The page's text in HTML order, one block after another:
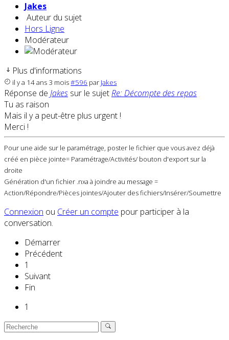
Jakes
Auteur du sujet
Hors Ligne
Modérateur
Plus d'informations
il y a 14 ans 3 mois#596 par Jakes
Réponse de Jakes sur le sujetRe: Décompte des repas
Tu as raison
Mais il y a peut-être plus urgent !
Merci !
Pour une aide sur le paramétrage, poster le fichier que vous avez déjà
créé en pièce jointe= Paramétrage/Activités/ bouton d'export sur la
droite
Génération d'un fichier .nxa à joindre au message =
Action/Répondre/Pièces jointes/Ajouter des fichiers/Insérer/Soumettre
Connexion ou Créer un compte pour participer à la
conversation.
Démarrer
Précédent
1
Suivant
Fin
1